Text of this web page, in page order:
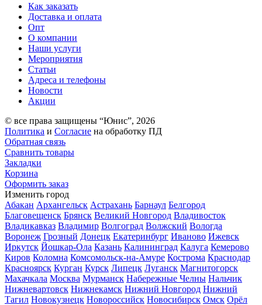
Как заказать
Доставка и оплата
Опт
О компании
Наши услуги
Мероприятия
Статьи
Адреса и телефоны
Новости
Акции
© все права защищены “Юнис”, 2026
Политика и Согласие на обработку ПД
Обратная связь
Сравнить товары
Закладки
Корзина
Оформить заказ
Изменить город
Абакан Архангельск Астрахань Барнаул Белгород
Благовещенск Брянск Великий Новгород Владивосток
Владикавказ Владимир Волгоград Волжский Вологда
Воронеж Грозный Донецк Екатеринбург Иваново Ижевск
Иркутск Йошкар-Ола Казань Калининград Калуга Кемерово
Киров Коломна Комсомольск-на-Амуре Кострома Краснодар
Красноярск Курган Курск Липецк Луганск Магнитогорск
Махачкала Москва Мурманск Набережные Челны Нальчик
Нижневартовск Нижнекамск Нижний Новгород Нижний
Тагил Новокузнецк Новороссийск Новосибирск Омск Орёл